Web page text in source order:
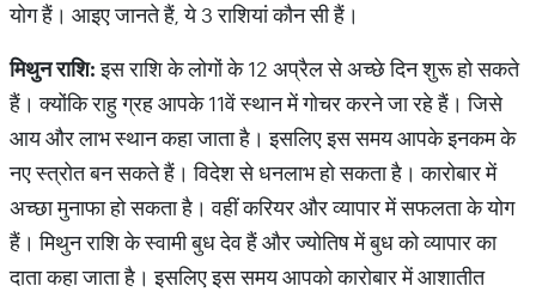
योग हैं। आइए जानते हैं, ये 3 राशियां कौन सी हैं।
मिथुनराशि:इस राशि के लोगों के 12 अप्रैल से अच्छे दिन शुरू हो सकते
हैं। क्योंकि राहु ग्रह आपके 11वें स्थान में गोचर करने जा रहे हैं। जिसे
आय और लाभ स्थान कहा जाता है। इसलिए इस समय आपके इनकम के
नए स्त्रोत बन सकते हैं। विदेश से धनलाभ हो सकता है। कारोबार में
अच्छा मुनाफा हो सकता है। वहीं करियर और व्यापार में सफलता के योग
हैं। मिथुन राशि के स्वामी बुध देव हैं और ज्योतिष में बुध को व्यापार का
दाता कहा जाता है। इसलिए इस समय आपको कारोबार में आशातीत